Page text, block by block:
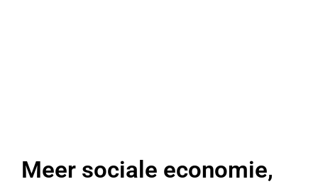
Meer sociale economie,